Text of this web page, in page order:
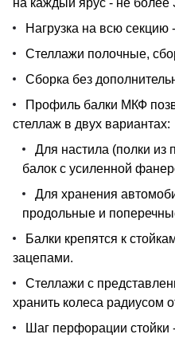
на каждый ярус - не более
Нагрузка на всю секцию
Стеллажи полочные,
Сборка без
Профиль балки МКФ
стеллаж в двух вариантах:
Для настила (полки из
балок с усиленной
Для хранения
продольные и
Балки крепятся к
зацепами.
Стеллажи с
хранить колеса радиусом
Шаг перфорации стойки